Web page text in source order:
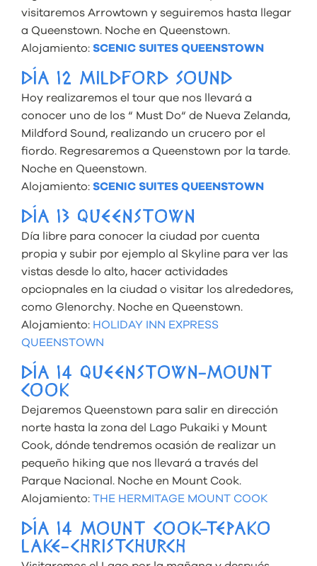
visitaremos Arrowtown y seguiremos hasta llegar
a Queenstown. Noche en Queenstown.
Alojamiento: SCENIC SUITES QUEENSTOWN
DÍA 12 MILDFORD SOUND
Hoy realizaremos el tour que nos llevará a
conocer uno de los “ Must Do“ de Nueva Zelanda,
Mildford Sound, realizando un crucero por el
fiordo. Regresaremos a Queenstown por la tarde.
Noche en Queenstown.
Alojamiento: SCENIC SUITES QUEENSTOWN
DÍA 13 QUEENSTOWN
Día libre para conocer la ciudad por cuenta
propia y subir por ejemplo al Skyline para ver las
vistas desde lo alto, hacer actividades
opciopnales en la ciudad o visitar los alrededores,
como Glenorchy. Noche en Queenstown.
Alojamiento: HOLIDAY INN EXPRESS
QUEENSTOWN
DÍA 14 QUEENSTOWN-MOUNT
COOK
Dejaremos Queenstown para salir en dirección
norte hasta la zona del Lago Pukaiki y Mount
Cook, dónde tendremos ocasión de realizar un
pequeño hiking que nos llevará a través del
Parque Nacional. Noche en Mount Cook.
Alojamiento: THE HERMITAGE MOUNT COOK
DÍA 14 MOUNT COOK-TEPAKO
LAKE-CHRISTCHURCH